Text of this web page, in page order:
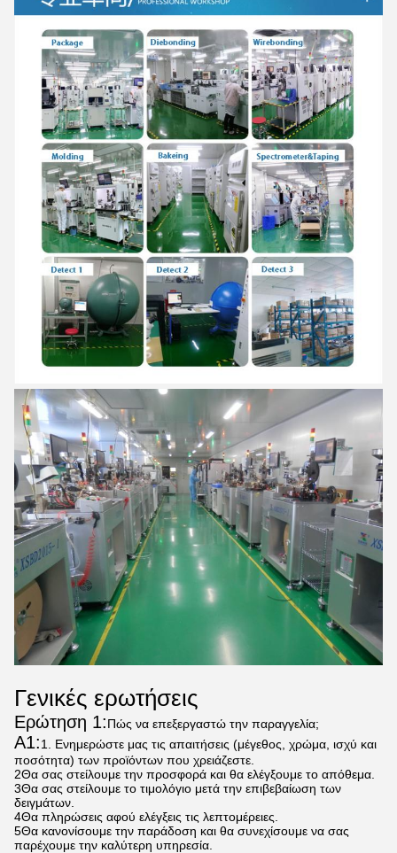
Γενικές ερωτήσεις
Ερώτηση 1:Πώς να επεξεργαστώ την παραγγελία;
Α1:1. Ενημερώστε μας τις απαιτήσεις (μέγεθος, χρώμα, ισχύ και
ποσότητα) των προϊόντων που χρειάζεστε.
2Θα σας στείλουμε την προσφορά και θα ελέγξουμε το απόθεμα.
3Θα σας στείλουμε το τιμολόγιο μετά την επιβεβαίωση των
δειγμάτων.
4Θα πληρώσεις αφού ελέγξεις τις λεπτομέρειες.
5Θα κανονίσουμε την παράδοση και θα συνεχίσουμε να σας
παρέχουμε την καλύτερη υπηρεσία.